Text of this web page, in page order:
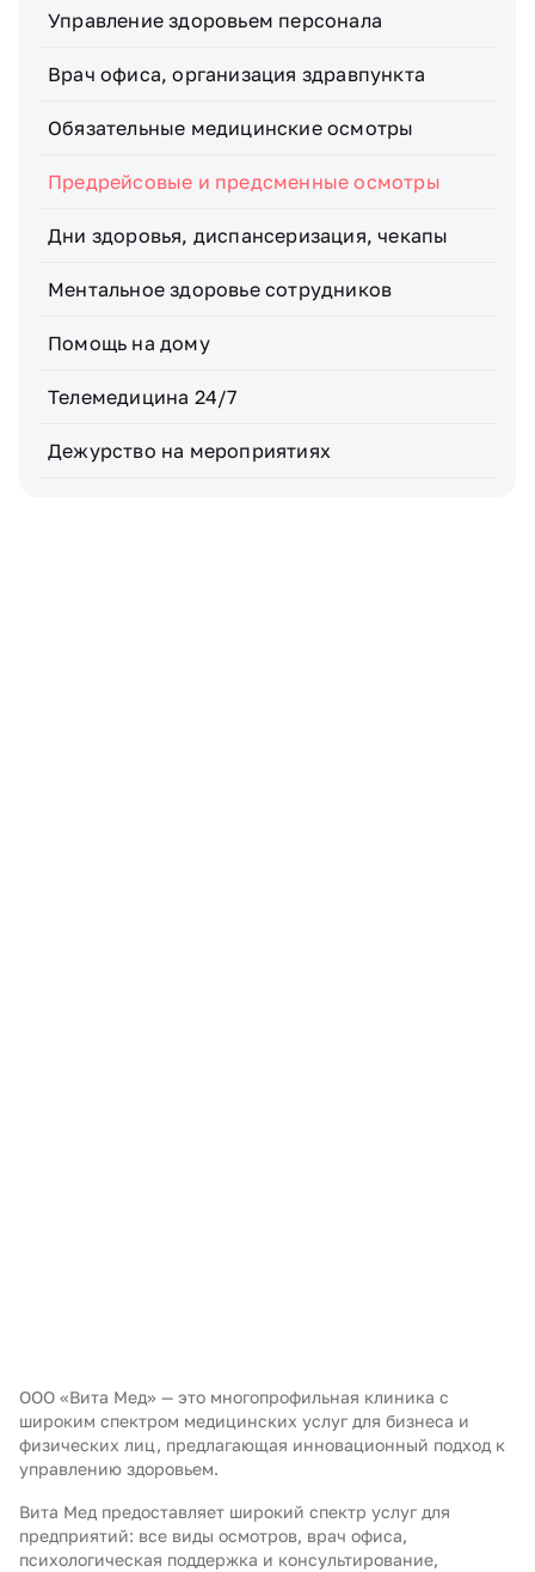
Управление здоровьем персонала
Врач офиса, организация здравпункта
Обязательные медицинские осмотры
Предрейсовые и предсменные осмотры
Дни здоровья, диспансеризация, чекапы
Ментальное здоровье сотрудников
Помощь на дому
Телемедицина 24/7
Дежурство на мероприятиях
ООО «Вита Мед» — это многопрофильная клиника с
широким спектром медицинских услуг для бизнеса и
физических лиц, предлагающая инновационный подход к
управлению здоровьем.
Вита Мед предоставляет широкий спектр услуг для
предприятий: все виды осмотров, врач офиса,
психологическая поддержка и консультирование,